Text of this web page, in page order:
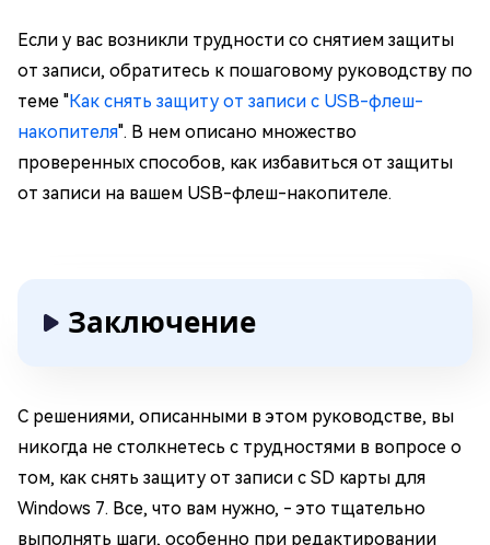
Если у вас возникли трудности со снятием защиты
от записи, обратитесь к пошаговому руководству по
теме "Как снять защиту от записи с USB-флеш-
накопителя". В нем описано множество
проверенных способов, как избавиться от защиты
от записи на вашем USB-флеш-накопителе.
Заключение
С решениями, описанными в этом руководстве, вы
никогда не столкнетесь с трудностями в вопросе о
том, как снять защиту от записи с SD карты для
Windows 7. Все, что вам нужно, - это тщательно
выполнять шаги, особенно при редактировании